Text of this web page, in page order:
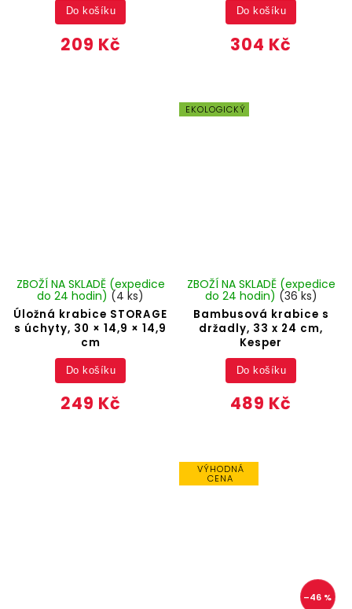
209 Kč
Do košíku
304 Kč
Do košíku
Úložná krabice STORAGE
s úchyty, 30 × 14,9 × 14,9
cm
ZBOŽÍ NA SKLADĚ (expedice
do 24 hodin) (4 ks)
249 Kč
Do košíku
EKOLOGICKÝ
Bambusová krabice s
držadly, 33 x 24 cm,
Kesper
ZBOŽÍ NA SKLADĚ (expedice
do 24 hodin) (36 ks)
489 Kč
Do košíku
VÝHODNÁ
CENA
–46 %